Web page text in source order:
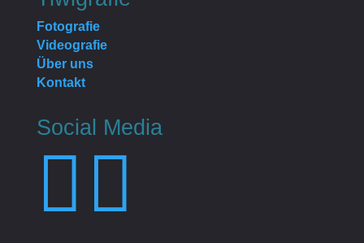
Fotografie
Videografie
Über uns
Kontakt
Social Media
 